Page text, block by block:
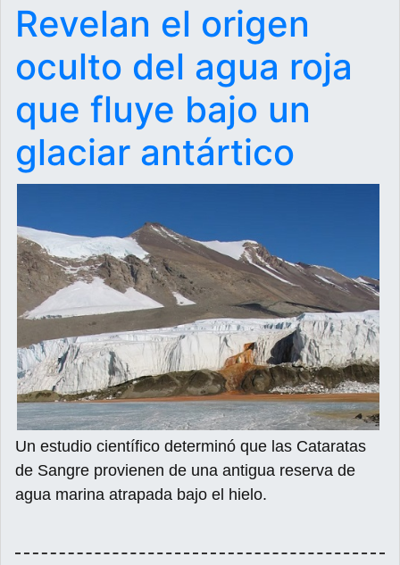
Revelan el origen
oculto del agua roja
que fluye bajo un
glaciar antártico
Un estudio científico determinó que las Cataratas
de Sangre provienen de una antigua reserva de
agua marina atrapada bajo el hielo.